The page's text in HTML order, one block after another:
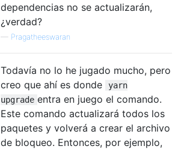
dependencias no se actualizarán,
¿verdad?
— Pragatheeswaran
Todavía no lo he jugado mucho, pero
creo que ahí es donde
yarn
upgrade entra en juego el comando.
Este comando actualizará todos los
paquetes y volverá a crear el archivo
de bloqueo. Entonces, por ejemplo,